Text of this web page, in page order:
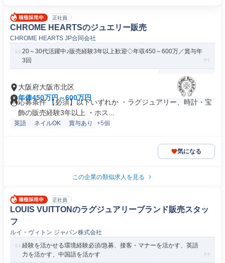
正社員
CHROME HEARTSのジュエリー販売
CHROME HEARTS JP合同会社
20～30代活躍中♪販売経験3年以上歓迎◇年収450～600万／賞与年
3回
大阪府大阪市北区
年俸450万円～600万円
応募条件 【必須】以下いずれか ・ラグジュアリー、時計・宝
飾の販売経験3年以上 ・ホス...
英語 ネイルOK 賞与あり +5個
気になる
この企業の類似求人を見る
正社員
LOUIS VUITTONのラグジュアリーブランド販売スタッ
フ
ルイ・ヴィトン ジャパン株式会社
経験を活かせる環境経験必須/急募、接客・マナーを活かす、英語
力を活かす、中国語を活かす